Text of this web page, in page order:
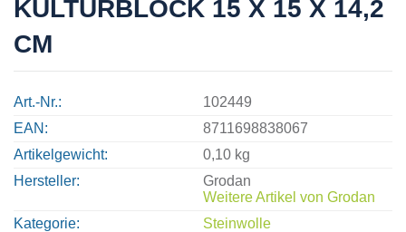
KULTURBLOCK 15 X 15 X 14,2
CM
Art.-Nr.
102449
EAN
8711698838067
Artikelgewicht
0,10 kg
Hersteller
Grodan
Weitere Artikel von Grodan
Kategorie
Steinwolle